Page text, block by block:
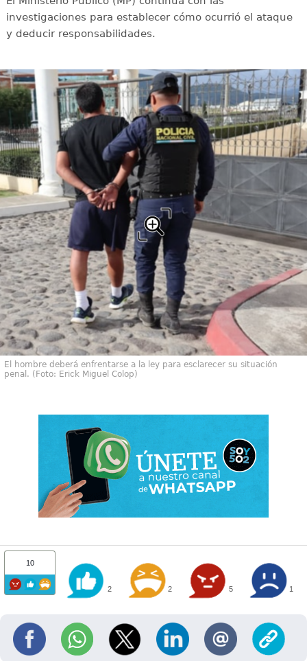
investigaciones para establecer cómo ocurrió el ataque
y deducir responsabilidades.
El hombre deberá enfrentarse a la ley para esclarecer su situación
penal. (Foto: Erick Miguel Colop)
10
2 2 5 1